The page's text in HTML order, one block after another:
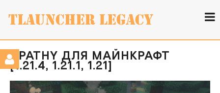
APATHY ДЛЯ МАЙНКРАФТ
[1.21.4, 1.21.1, 1.21]